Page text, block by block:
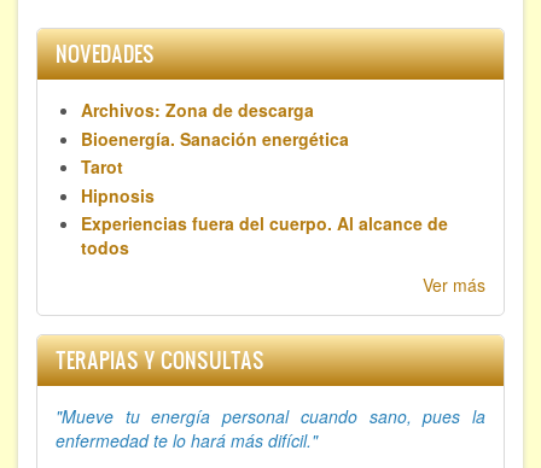
NOVEDADES
Archivos: Zona de descarga
Bioenergía. Sanación energética
Tarot
Hipnosis
Experiencias fuera del cuerpo. Al alcance de
todos
Ver más
TERAPIAS Y CONSULTAS
"Mueve tu energía personal cuando sano, pues la
enfermedad te lo hará más difícil."